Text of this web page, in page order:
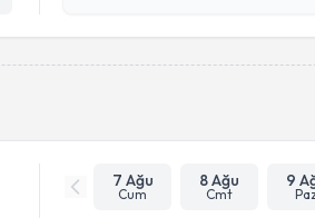
7 Ağu
Cum
8 Ağu
Cmt
9